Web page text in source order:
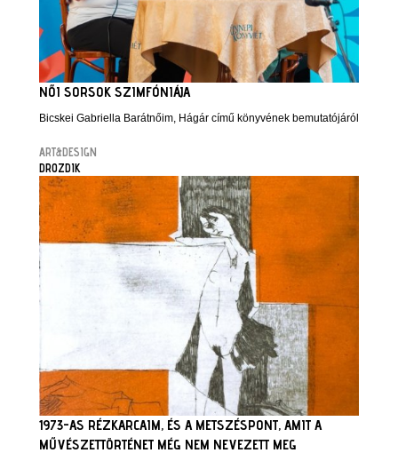
NŐI SORSOK SZIMFÓNIÁJA
Bicskei Gabriella Barátnőim, Hágár című könyvének bemutatójáról
ART&DESIGN
DROZDIK
1973-AS RÉZKARCAIM, ÉS A METSZÉSPONT, AMIT A
MŰVÉSZETTÖRTÉNET MÉG NEM NEVEZETT MEG